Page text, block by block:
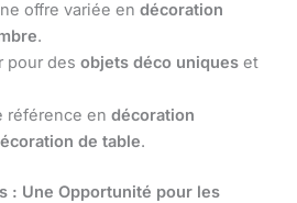
offre variée en décoration
.
pour des objets déco uniques et
référence en décoration
de table.
: Une Opportunité pour les